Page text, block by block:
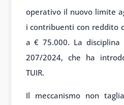
operativo il nuovo limite
i contribuenti con reddito
a € 75.000. La disciplina
207/2024, che ha
TUIR.
Il meccanismo non